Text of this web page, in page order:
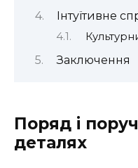
Інтуїтивне
Заключення
Поряд і
деталях